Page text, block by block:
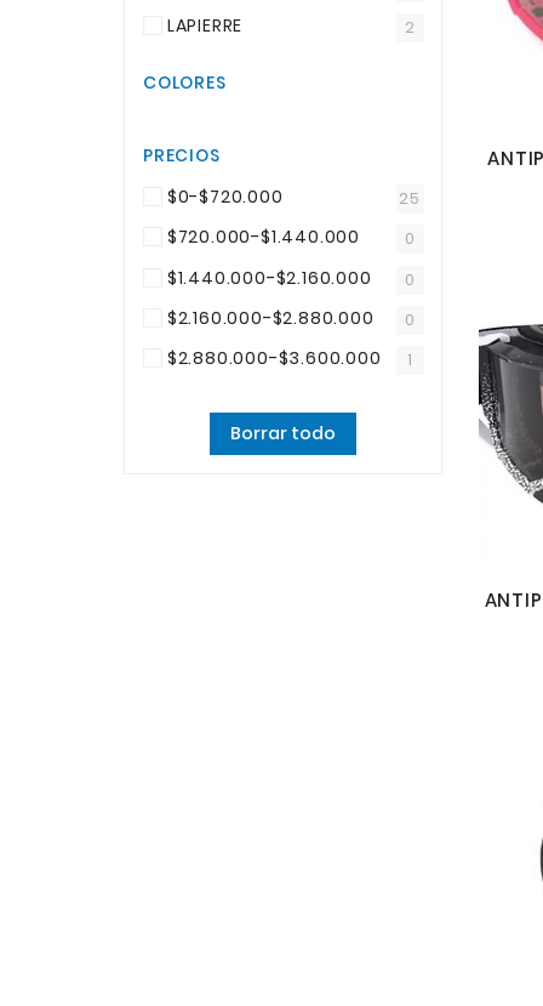
LAPIERRE 2
COLORES
PRECIOS
$0-$720.000
25
$720.000-$1.440.000 0
$1.440.000-$2.160.000 0
$2.160.000-$2.880.000 0
$2.880.000-$3.600.000 1
Borrar todo